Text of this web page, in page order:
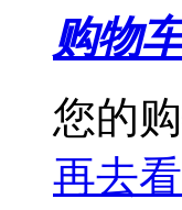
购物
您的
再去